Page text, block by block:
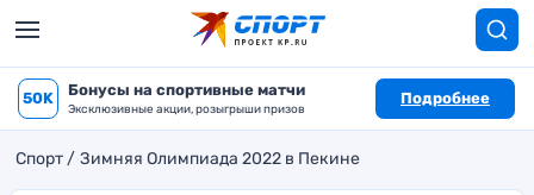
50K Бонусы на спортивные матчи
Эксклюзивные акции, розыгрыши призов
Подробнее
Спорт Зимняя Олимпиада 2022 в Пекине